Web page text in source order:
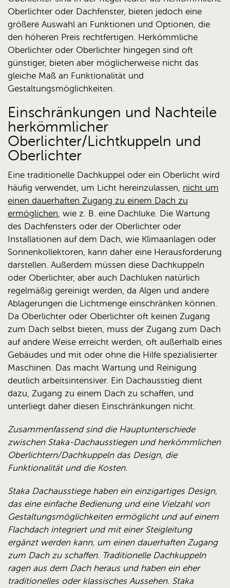
Oberlichter oder Dachfenster, bieten jedoch eine
größere Auswahl an Funktionen und Optionen, die
den höheren Preis rechtfertigen. Herkömmliche
Oberlichter oder Oberlichter hingegen sind oft
günstiger, bieten aber möglicherweise nicht das
gleiche Maß an Funktionalität und
Gestaltungsmöglichkeiten.
Einschränkungen und Nachteile
herkömmlicher
Oberlichter/Lichtkuppeln und
Oberlichter
Eine traditionelle Dachkuppel oder ein Oberlicht wird
häufig verwendet, um Licht hereinzulassen, nicht um
einen dauerhaften Zugang zu einem Dach zu
ermöglichen , wie z. B. eine Dachluke. Die Wartung
des Dachfensters oder der Oberlichter oder
Installationen auf dem Dach, wie Klimaanlagen oder
Sonnenkollektoren, kann daher eine Herausforderung
darstellen. Außerdem müssen diese Dachkuppeln
oder Oberlichter, aber auch Dachluken natürlich
regelmäßig gereinigt werden, da Algen und andere
Ablagerungen die Lichtmenge einschränken können.
Da Oberlichter oder Oberlichter oft keinen Zugang
zum Dach selbst bieten, muss der Zugang zum Dach
auf andere Weise erreicht werden, oft außerhalb eines
Gebäudes und mit oder ohne die Hilfe spezialisierter
Maschinen. Das macht Wartung und Reinigung
deutlich arbeitsintensiver. Ein Dachausstieg dient
dazu, Zugang zu einem Dach zu schaffen, und
unterliegt daher diesen Einschränkungen nicht.
Zusammenfassend sind die Hauptunterschiede
zwischen Staka-Dachausstiegen und herkömmlichen
Oberlichtern/Dachkuppeln das Design, die
Funktionalität und die Kosten.
Staka Dachausstiege haben ein einzigartiges Design,
das eine einfache Bedienung und eine Vielzahl von
Gestaltungsmöglichkeiten ermöglicht und auf einem
Flachdach integriert und mit einer Steigleitung
ergänzt werden kann, um einen dauerhaften Zugang
zum Dach zu schaffen. Traditionelle Dachkuppeln
ragen aus dem Dach heraus und haben ein eher
traditionelles oder klassisches Aussehen. Staka